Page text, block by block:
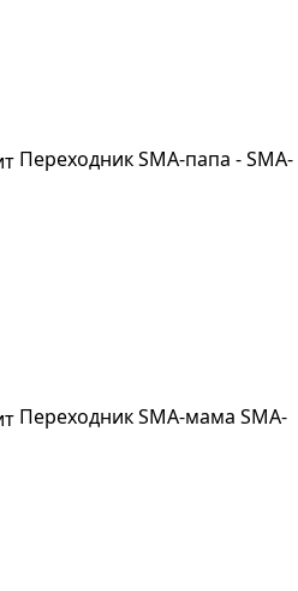
Переходник SMA-папа - SMA-
Переходник SMA-мама SMA-